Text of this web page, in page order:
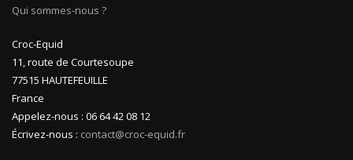
Qui sommes-nous ?
Croc-Equid
11, route de Courtesoupe
77515 HAUTEFEUILLE
France
Appelez-nous : 06 64 42 08 12
Écrivez-nous : contact@croc-equid.fr